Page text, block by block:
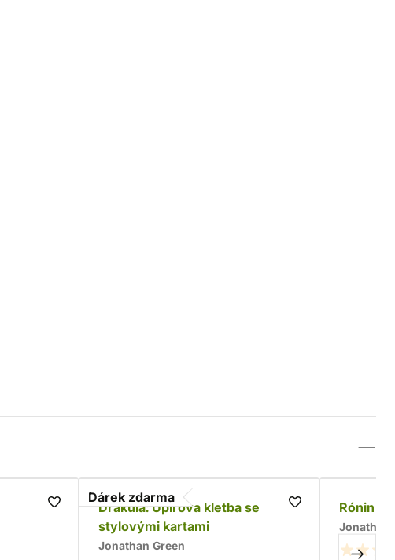
Dárek zdarma
Drákula: Upírova kletba se
stylovými kartami
Jonathan Green
Rónin
Jonathan